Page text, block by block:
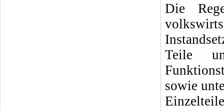
Die
Teile
sowie